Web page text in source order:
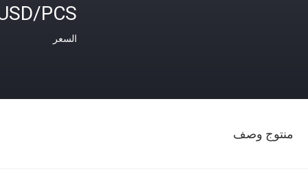
PCS
السعر
منتوج وصف